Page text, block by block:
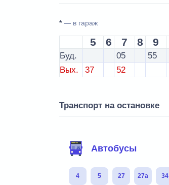
*— в гараж
5 6 7 8 9
Буд. 05 55
Вых.
37 52
Транспорт на остановке
Автобусы
4 5 27 27а 34